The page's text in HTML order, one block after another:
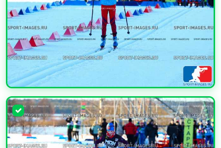
УВЕЛИЧИТЬ